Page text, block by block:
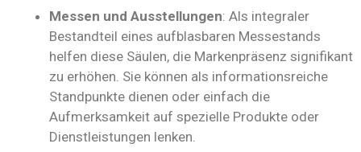
Messen und Ausstellungen: Als integraler
Bestandteil eines aufblasbaren Messestands
helfen diese Säulen, die Markenpräsenz signifikant
zu erhöhen. Sie können als informationsreiche
Standpunkte dienen oder einfach die
Aufmerksamkeit auf spezielle Produkte oder
Dienstleistungen lenken.